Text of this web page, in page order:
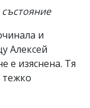
и
Алексей
е изяснена. Тя
тежко